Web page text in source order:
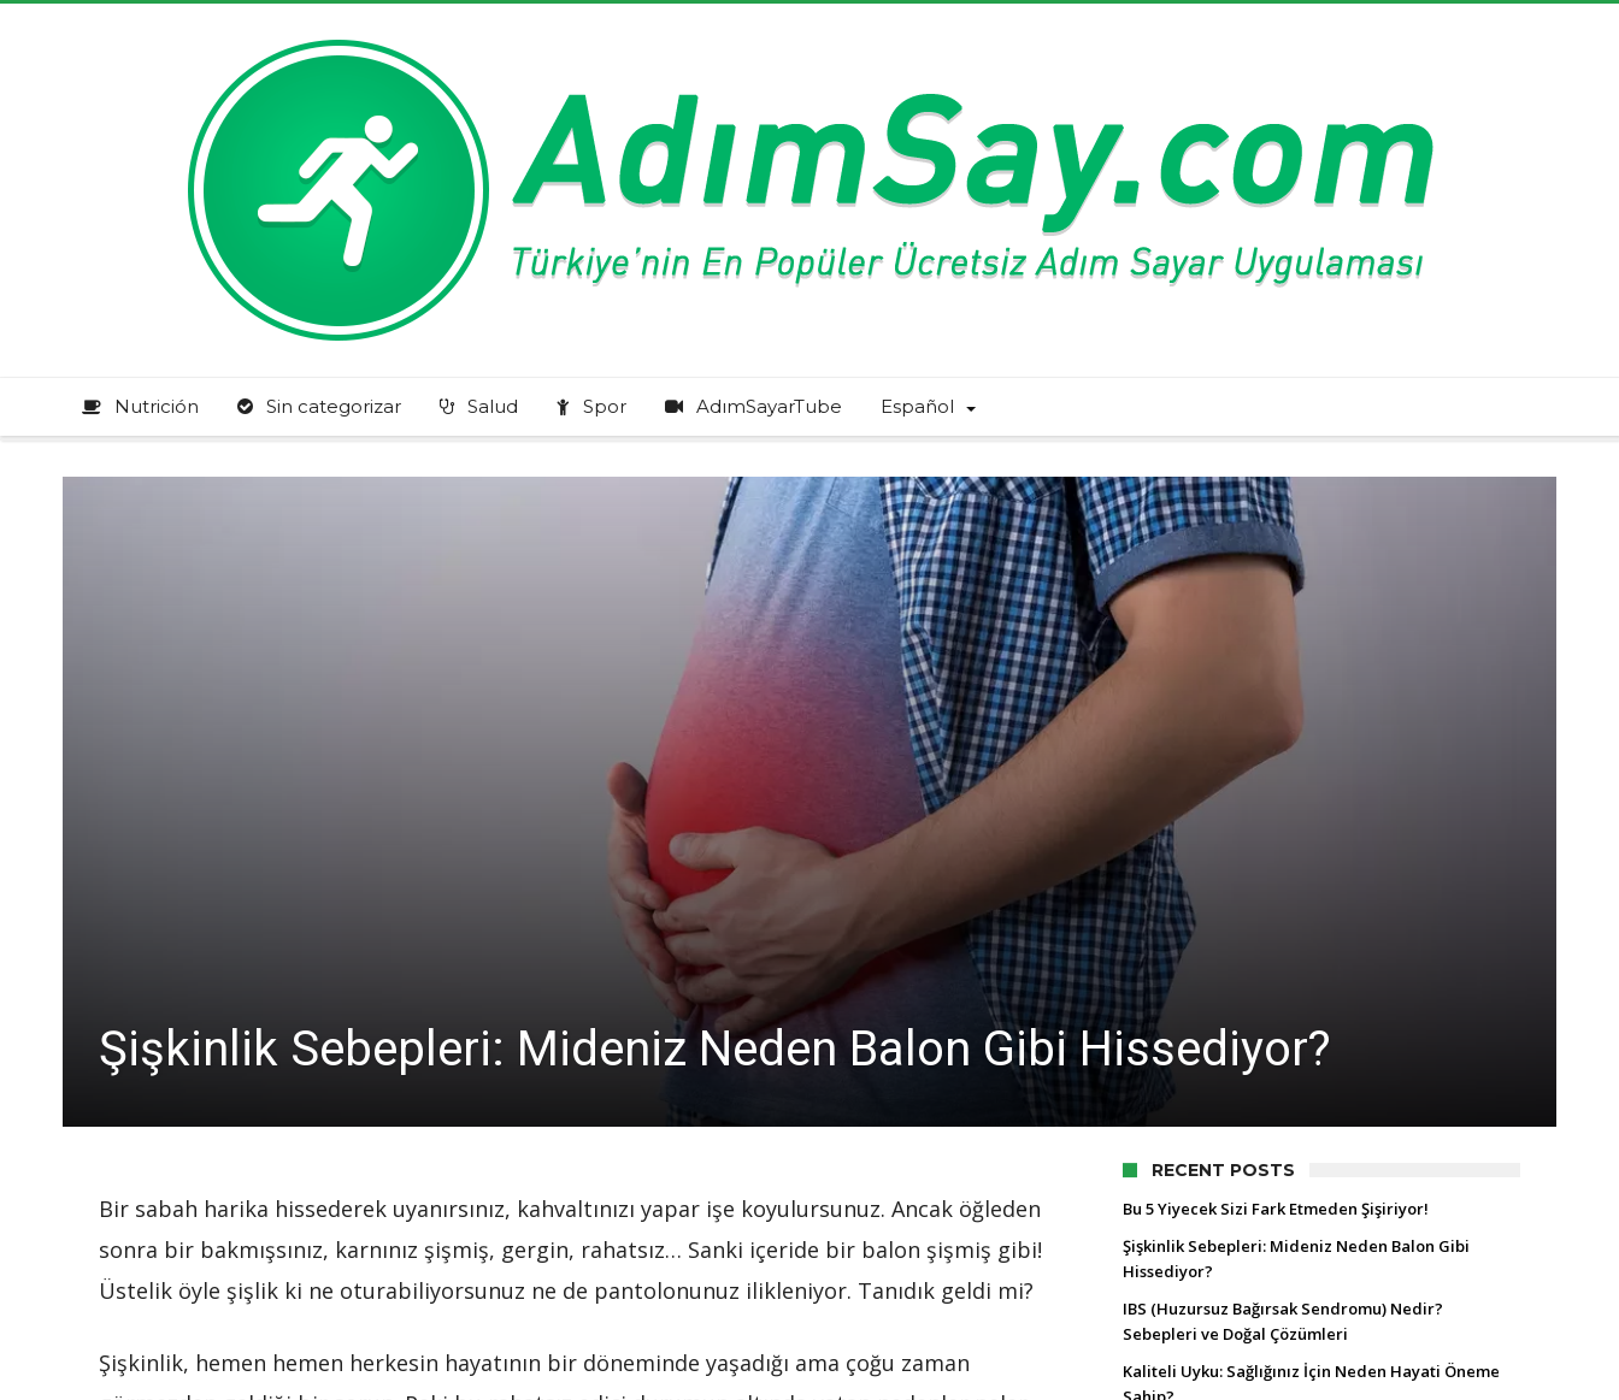
Nutrición Sin categorizar Salud Spor AdımSayarTube Español
Şişkinlik Sebepleri: Mideniz Neden Balon Gibi Hissediyor?
Bir sabah harika hissederek uyanırsınız, kahvaltınızı yapar işe koyulursunuz. Ancak öğleden
sonra bir bakmışsınız, karnınız şişmiş, gergin, rahatsız… Sanki içeride bir balon şişmiş gibi!
Üstelik öyle şişlik ki ne oturabiliyorsunuz ne de pantolonunuz ilikleniyor. Tanıdık geldi mi?
Şişkinlik, hemen hemen herkesin hayatının bir döneminde yaşadığı ama çoğu zaman
RECENT POSTS
Bu 5 Yiyecek Sizi Fark Etmeden Şişiriyor!
Şişkinlik Sebepleri: Mideniz Neden Balon Gibi
Hissediyor?
IBS (Huzursuz Bağırsak Sendromu) Nedir?
Sebepleri ve Doğal Çözümleri
Kaliteli Uyku: Sağlığınız İçin Neden Hayati Öneme